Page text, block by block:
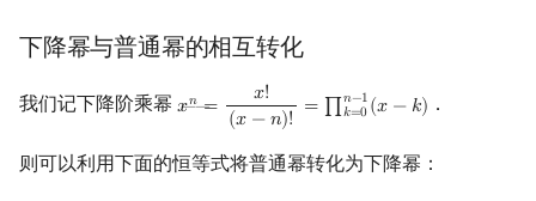
下降幂与普通幂的相互转化
我们记下降阶乘幂 𝑥𝑛
――= 𝑥!
(𝑥 −𝑛)! = ∏𝑛−1
𝑘=0(𝑥 − 𝑘)
xn―=x !(x−n)!=∏ k=0n−1(x−k ) ．
则可以利用下面的恒等式将普通幂转化为下降幂：